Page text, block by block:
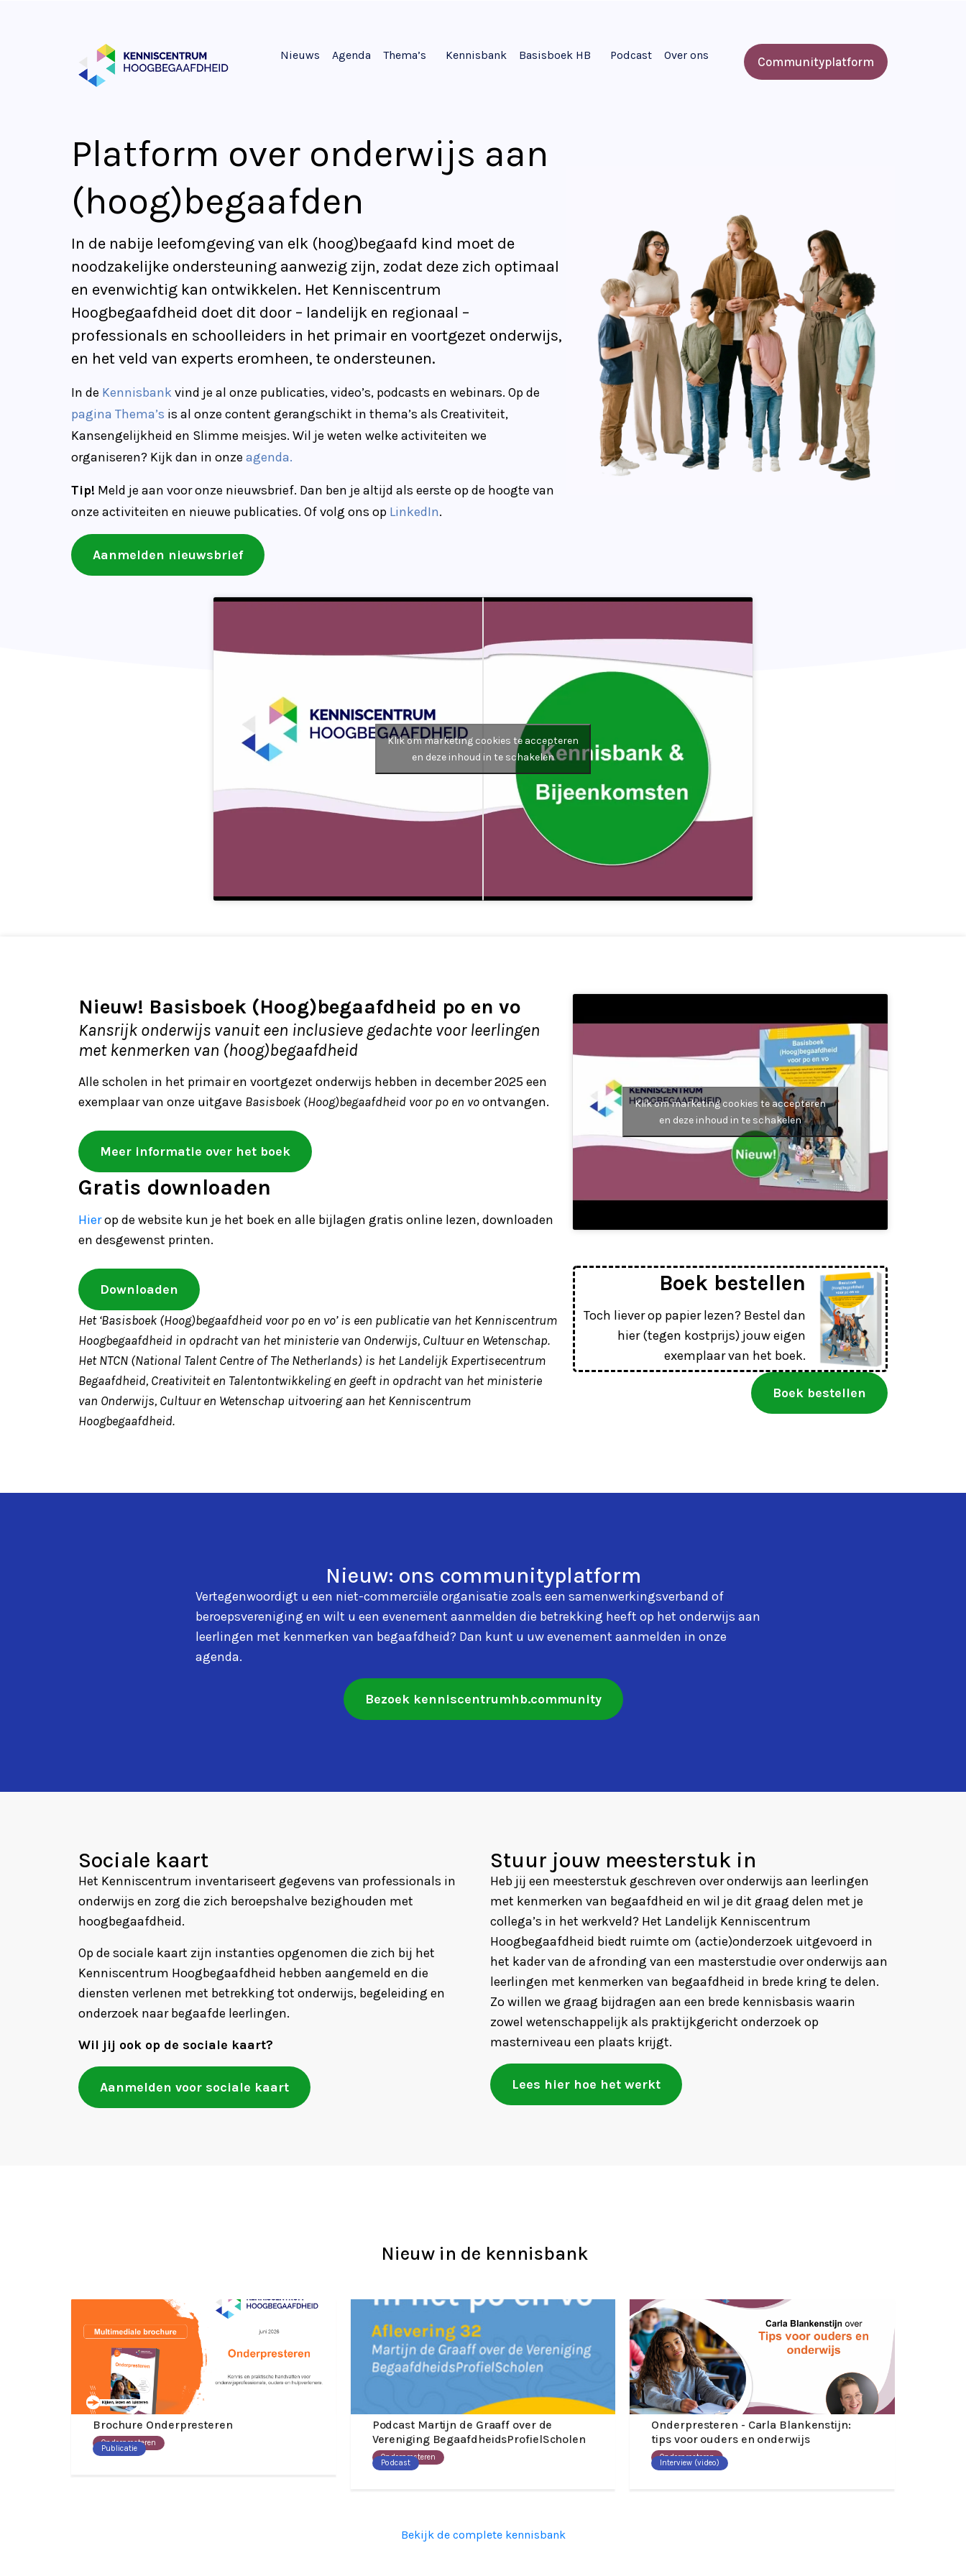
Nieuws Agenda Thema’s Kennisbank Basisboek HB Podcast Over ons Communityplatform
Platform over onderwijs aan
(hoog)begaafden
In de nabije leefomgeving van elk (hoog)begaafd kind moet de
noodzakelijke ondersteuning aanwezig zijn, zodat deze zich optimaal
en evenwichtig kan ontwikkelen. Het Kenniscentrum
Hoogbegaafdheid doet dit door – landelijk en regionaal –
professionals en schoolleiders in het primair en voortgezet onderwijs,
en het veld van experts eromheen, te ondersteunen.
In de Kennisbankvind je al onze publicaties, video’s, podcasts en webinars. Op de
pagina Thema’s is al onze content gerangschikt in thema’s als Creativiteit,
Kansengelijkheid en Slimme meisjes. Wil je weten welke activiteiten we
organiseren? Kijk dan in onze agenda.
Tip! Meld je aan voor onze nieuwsbrief. Dan ben je altijd als eerste op de hoogte van
onze activiteiten en nieuwe publicaties. Of volg ons op LinkedIn.
Aanmelden nieuwsbrief
Klik om marketing cookies te accepteren
en deze inhoud in te schakelen
Nieuw! Basisboek (Hoog)begaafdheid po en vo
Kansrijk onderwijs vanuit een inclusieve gedachte voor leerlingen
met kenmerken van (hoog)begaafdheid
Alle scholen in het primair en voortgezet onderwijs hebben in december 2025 een
exemplaar van onze uitgave Basisboek (Hoog)begaafdheid voor po en voontvangen.
Meer informatie over het boek
Gratis downloaden
Hierop de website kun je het boek en alle bijlagen gratis online lezen, downloaden
en desgewenst printen.
Downloaden
Het ‘Basisboek (Hoog)begaafdheid voor po en vo’ is een publicatie van het Kenniscentrum
Hoogbegaafdheid in opdracht van het ministerie van Onderwijs, Cultuur en Wetenschap.
Het NTCN (National Talent Centre of The Netherlands) is het Landelijk Expertisecentrum
Begaafdheid, Creativiteit en Talentontwikkeling en geeft in opdracht van het ministerie
van Onderwijs, Cultuur en Wetenschap uitvoering aan het Kenniscentrum
Hoogbegaafdheid.
Klik om marketing cookies te accepteren
en deze inhoud in te schakelen
Boek bestellen
Toch liever op papier lezen? Bestel dan
hier (tegen kostprijs) jouw eigen
exemplaar van het boek.
Boek bestellen
Nieuw: ons communityplatform
Vertegenwoordigt u een niet-commerciële organisatie zoals een samenwerkingsverband of
beroepsvereniging en wilt u een evenement aanmelden die betrekking heeft op het onderwijs aan
leerlingen met kenmerken van begaafdheid? Dan kunt u uw evenement aanmelden in onze
agenda.
Bezoek kenniscentrumhb.community
Sociale kaart
Het Kenniscentrum inventariseert gegevens van professionals in
onderwijs en zorg die zich beroepshalve bezighouden met
hoogbegaafdheid.
Op de sociale kaart zijn instanties opgenomen die zich bij het
Kenniscentrum Hoogbegaafdheid hebben aangemeld en die
diensten verlenen met betrekking tot onderwijs, begeleiding en
onderzoek naar begaafde leerlingen.
Wil jij ook op de sociale kaart?
Aanmelden voor sociale kaart
Stuur jouw meesterstuk in
Heb jij een meesterstuk geschreven over onderwijs aan leerlingen
met kenmerken van begaafdheid en wil je dit graag delen met je
collega’s in het werkveld? Het Landelijk Kenniscentrum
Hoogbegaafdheid biedt ruimte om (actie)onderzoek uitgevoerd in
het kader van de afronding van een masterstudie over onderwijs aan
leerlingen met kenmerken van begaafdheid in brede kring te delen.
Zo willen we graag bijdragen aan een brede kennisbasis waarin
zowel wetenschappelijk als praktijkgericht onderzoek op
masterniveau een plaats krijgt.
Lees hier hoe het werkt
Nieuw in de kennisbank
Brochure Onderpresteren
Onderpresteren
Publicatie
Podcast Martijn de Graaff over de
Vereniging BegaafdheidsProfielScholen
Onderpresteren
Podcast
Onderpresteren - Carla Blankenstijn:
tips voor ouders en onderwijs
Onderpresteren
Interview (video)
Bekijk de complete kennisbank